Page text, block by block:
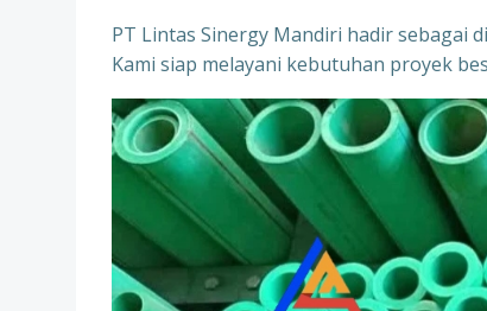
PT Lintas Sinergy Mandiri hadir sebagai
Kami siap melayani kebutuhan proyek